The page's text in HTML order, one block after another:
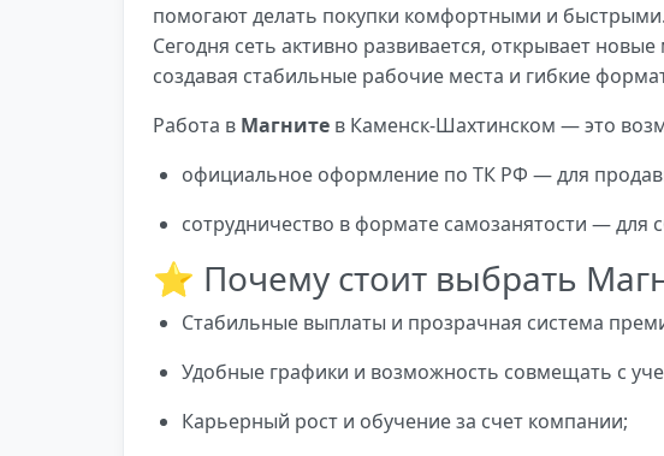
помогают делать покупки комфортными и быстрыми.
Сегодня сеть активно развивается, открывает
создавая стабильные рабочие места и гибкие
Работа в Магните в Каменск-Шахтинском — это
официальное оформление по ТК РФ — для
сотрудничество в формате самозанятости — для
⭐ Почему стоит выбрать
Стабильные выплаты и прозрачная система
Удобные графики и возможность совмещать с
Карьерный рост и обучение за счет компании;